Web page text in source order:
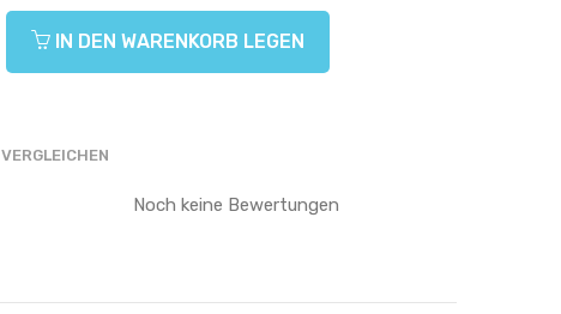
IN DEN WARENKORB LEGEN
VERGLEICHEN
Noch keine Bewertungen